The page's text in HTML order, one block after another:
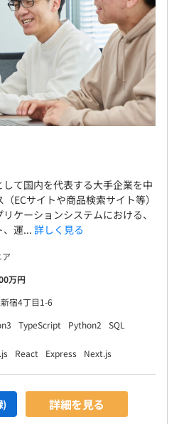
て国内を代表する大手企業を中
ECサイトや商品検索サイト等）
ケーションシステムにおける、
、運... 詳しく見る
万円
宿4丁目1-6
TypeScript Python2
SQL
React Express Next.js
) 詳細を見る